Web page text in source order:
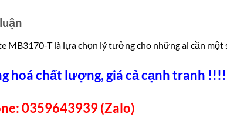
MB3170-T là lựa chọn lý tưởng cho những ai cần một
hoá chất lượng, giá cả cạnh tranh !!!!
0359643939 (Zalo)